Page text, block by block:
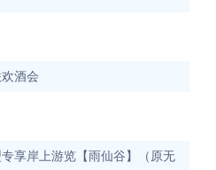
酒会
享岸上游览【雨仙谷】（原无